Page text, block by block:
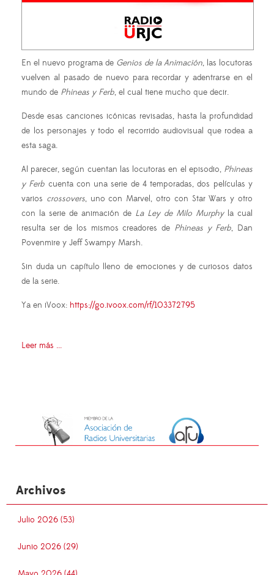
En el nuevo programa de Genios de la Animación, las locutoras
vuelven al pasado de nuevo para recordar y adentrarse en el
mundo de Phineas y Ferb, el cual tiene mucho que decir.
Desde esas canciones icónicas revisadas, hasta la profundidad
de los personajes y todo el recorrido audiovisual que rodea a
esta saga.
Al parecer, según cuentan las locutoras en el episodio, Phineas
y Ferb cuenta con una serie de 4 temporadas, dos películas y
varios crossovers, uno con Marvel, otro con Star Wars y otro
con la serie de animación de La Ley de Milo Murphyla cual
resulta ser de los mismos creadores de Phineas y Ferb, Dan
Povenmire y Jeff Swampy Marsh.
Sin duda un capítulo lleno de emociones y de curiosos datos
de la serie.
Ya en iVoox: https://go.ivoox.com/rf/103372795
Leer más ...
Archivos
Julio 2026 (53)
Junio 2026 (29)